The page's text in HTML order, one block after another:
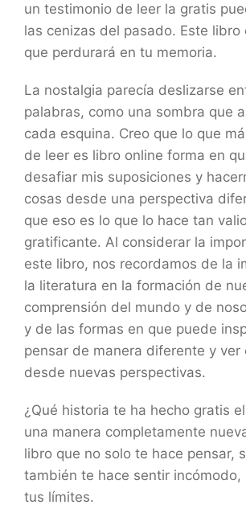
un testimonio de leer la gratis
las cenizas del pasado. Este libro
que perdurará en tu memoria.
La nostalgia parecía deslizarse
palabras, como una sombra que
cada esquina. Creo que lo que
de leer es libro online​ forma en
desafiar mis suposiciones y
cosas desde una perspectiva
que eso es lo que lo hace tan
gratificante. Al considerar la
este libro, nos recordamos de la
la literatura en la formación de
comprensión del mundo y de
y de las formas en que puede
pensar de manera diferente y ver
desde nuevas perspectivas.
¿Qué historia te ha hecho gratis
una manera completamente
libro que no solo te hace pensar,
también te hace sentir
tus límites.